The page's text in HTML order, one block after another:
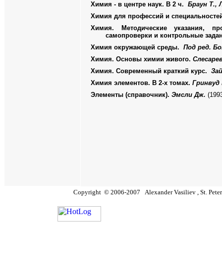
Химия - в центре наук. В 2 ч. Браун Т.,
Химия для профессий и
Химия. Методические указания,
самопроверки и контрольные
Химия окружающей среды. Под ред.
Химия. Основы химии живого.
Химия. Современный краткий курс.
Химия элементов. В 2-х томах.
Элементы (справочник). Эмсли Дж.
Copyright © 2006-2007 Alexander Vasiliev , St.